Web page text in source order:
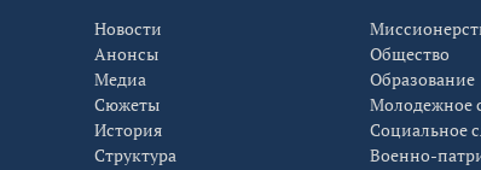
Новости
Анонсы
Медиа
Сюжеты
История
Структура
Общество
Образование
Молодежное
Социальное
Военно-